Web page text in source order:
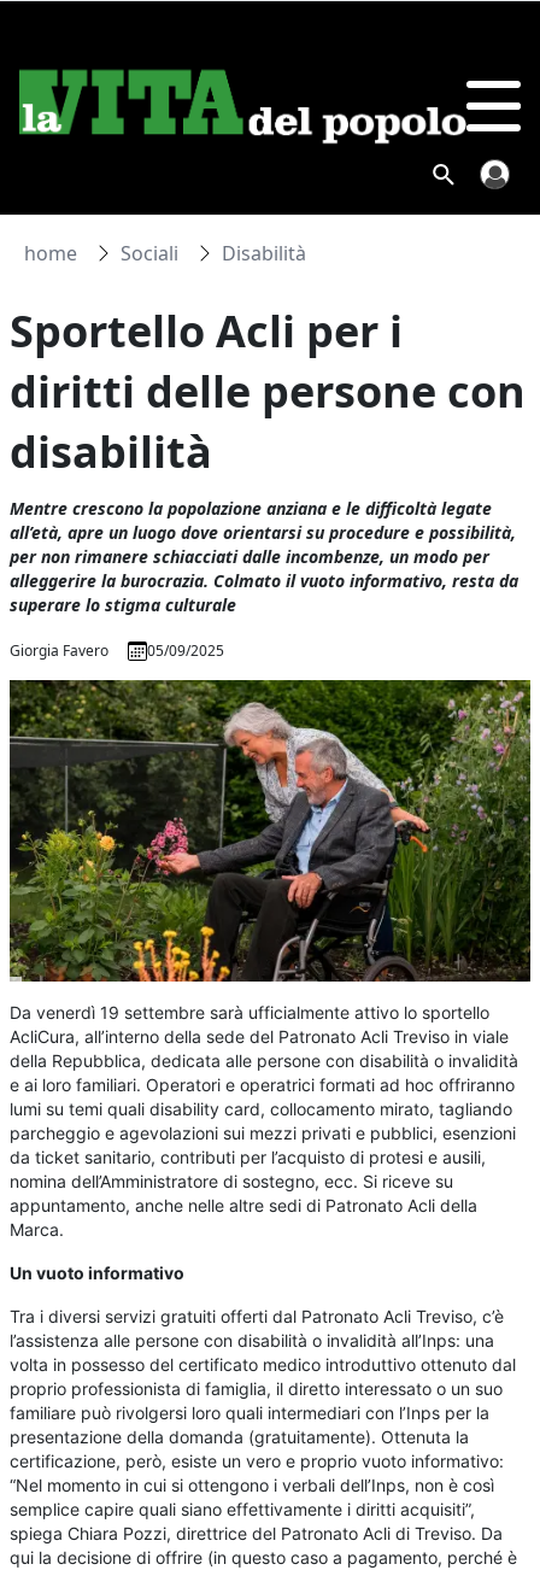
home Sociali Disabilità
Sportello Acli per i
diritti delle persone con
disabilità
Mentre crescono la popolazione anziana e le difficoltà legate
all’età, apre un luogo dove orientarsi su procedure e possibilità,
per non rimanere schiacciati dalle incombenze, un modo per
alleggerire la burocrazia. Colmato il vuoto informativo, resta da
superare lo stigma culturale
Giorgia Favero 05/09/2025
Da venerdì 19 settembre sarà ufficialmente attivo lo sportello
AcliCura, all’interno della sede del Patronato Acli Treviso in viale
della Repubblica, dedicata alle persone con disabilità o invalidità
e ai loro familiari. Operatori e operatrici formati ad hoc offriranno
lumi su temi quali disability card, collocamento mirato, tagliando
parcheggio e agevolazioni sui mezzi privati e pubblici, esenzioni
da ticket sanitario, contributi per l’acquisto di protesi e ausili,
nomina dell’Amministratore di sostegno, ecc. Si riceve su
appuntamento, anche nelle altre sedi di Patronato Acli della
Marca.
Un vuoto informativo
Tra i diversi servizi gratuiti offerti dal Patronato Acli Treviso, c’è
l’assistenza alle persone con disabilità o invalidità all’Inps: una
volta in possesso del certificato medico introduttivo ottenuto dal
proprio professionista di famiglia, il diretto interessato o un suo
familiare può rivolgersi loro quali intermediari con l’Inps per la
presentazione della domanda (gratuitamente). Ottenuta la
certificazione, però, esiste un vero e proprio vuoto informativo:
“Nel momento in cui si ottengono i verbali dell’Inps, non è così
semplice capire quali siano effettivamente i diritti acquisiti”,
spiega Chiara Pozzi, direttrice del Patronato Acli di Treviso. Da
qui la decisione di offrire (in questo caso a pagamento, perché è